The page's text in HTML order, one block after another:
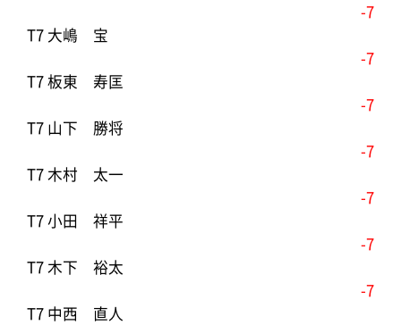
-7
T7 大嶋 宝
-7
T7 板東 寿匡
-7
T7 山下 勝将
-7
T7 木村 太一
-7
T7 小田 祥平
-7
T7 木下 裕太
-7
T7 中西 直人